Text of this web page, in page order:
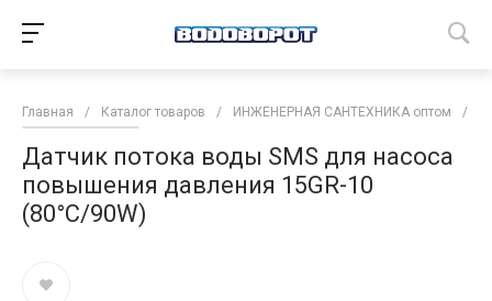
Главная / Каталог товаров / ИНЖЕНЕРНАЯ САНТЕХНИКА оптом /
Датчик потока воды SMS для насоса
повышения давления 15GR-10
(80°С/90W)